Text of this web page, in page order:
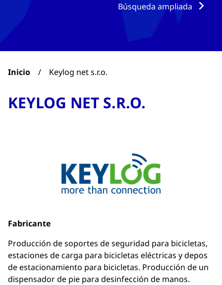
Búsqueda ampliada
Inicio / Keylog net s.r.o.
KEYLOG NET S.R.O.
Fabricante
Producción de soportes de seguridad para bicicletas,
estaciones de carga para bicicletas eléctricas y depos
de estacionamiento para bicicletas. Producción de un
dispensador de pie para desinfección de manos.